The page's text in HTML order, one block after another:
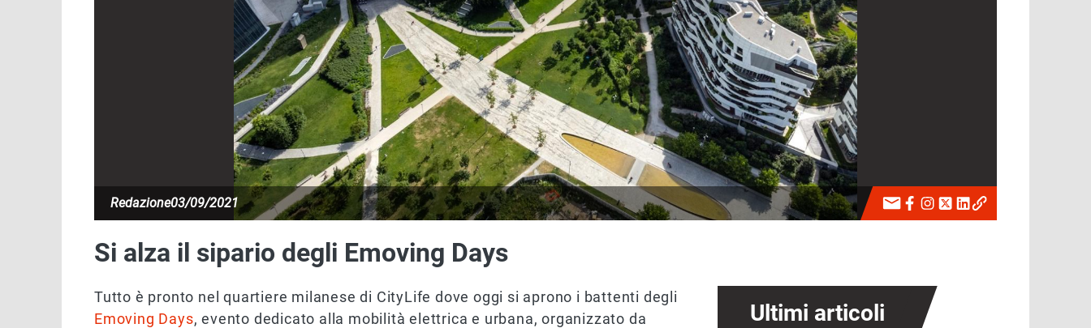
Redazione03/09/2021
Si alza il sipario degli Emoving Days
Tutto è pronto nel quartiere milanese di CityLife dove oggi si aprono i battenti degli
Emoving Days, evento dedicato alla mobilità elettrica e urbana, organizzato da
Ultimi articoli